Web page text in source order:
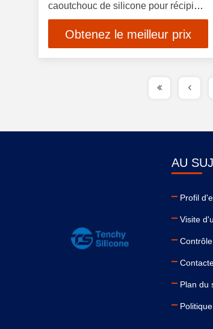
caoutchouc de silicone pour récipient
alimentaire
Obtenez le meilleur prix
AU
Profil
Visite
Plan du